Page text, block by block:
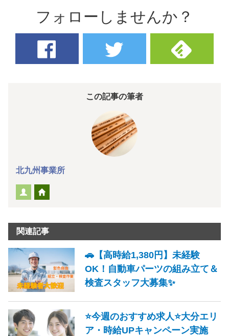
フォローしませんか？
この記事の筆者
北九州事業所
関連記事
🚗【高時給1,380円】未経験
OK！自動車パーツの組み立て＆
検査スタッフ大募集✨
⭐今週のおすすめ求人⭐大分エリ
ア・時給UPキャンペーン実施